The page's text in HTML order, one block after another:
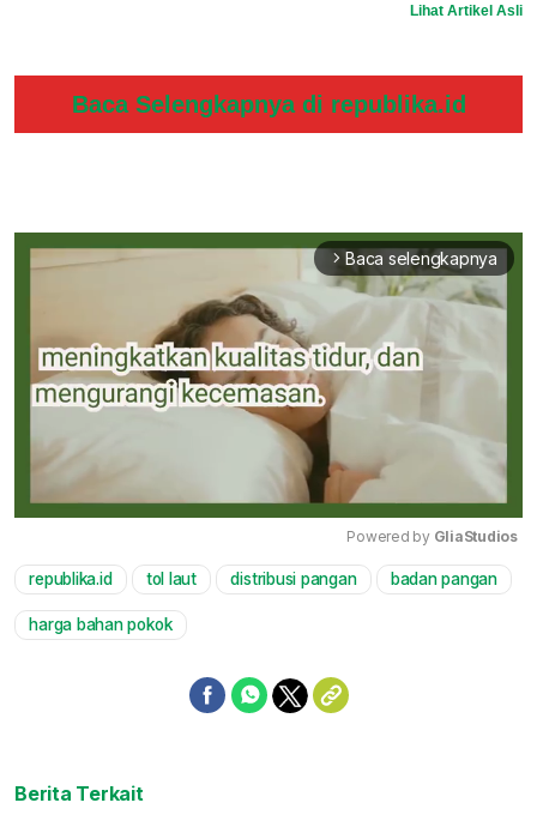
Lihat Artikel Asli
Baca Selengkapnya di republika.id
arrow_forward_ios Baca selengkapnya
Mute
Powered by GliaStudios
republika.id tol laut distribusi pangan badan pangan
harga bahan pokok
Berita Terkait